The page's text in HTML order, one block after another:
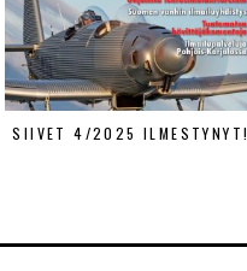
SIIVET 4/2025 ILMESTYNYT!